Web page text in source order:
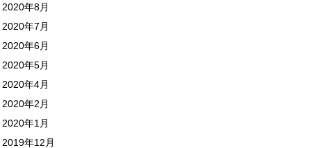
2020年8月
2020年7月
2020年6月
2020年5月
2020年4月
2020年2月
2020年1月
2019年12月